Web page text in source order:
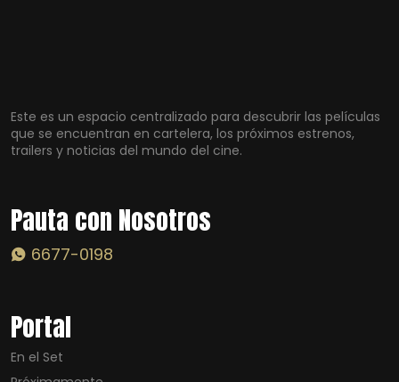
Este es un espacio centralizado para descubrir las películas
que se encuentran en cartelera, los próximos estrenos,
trailers y noticias del mundo del cine.
Pauta con Nosotros
6677-0198
Portal
En el Set